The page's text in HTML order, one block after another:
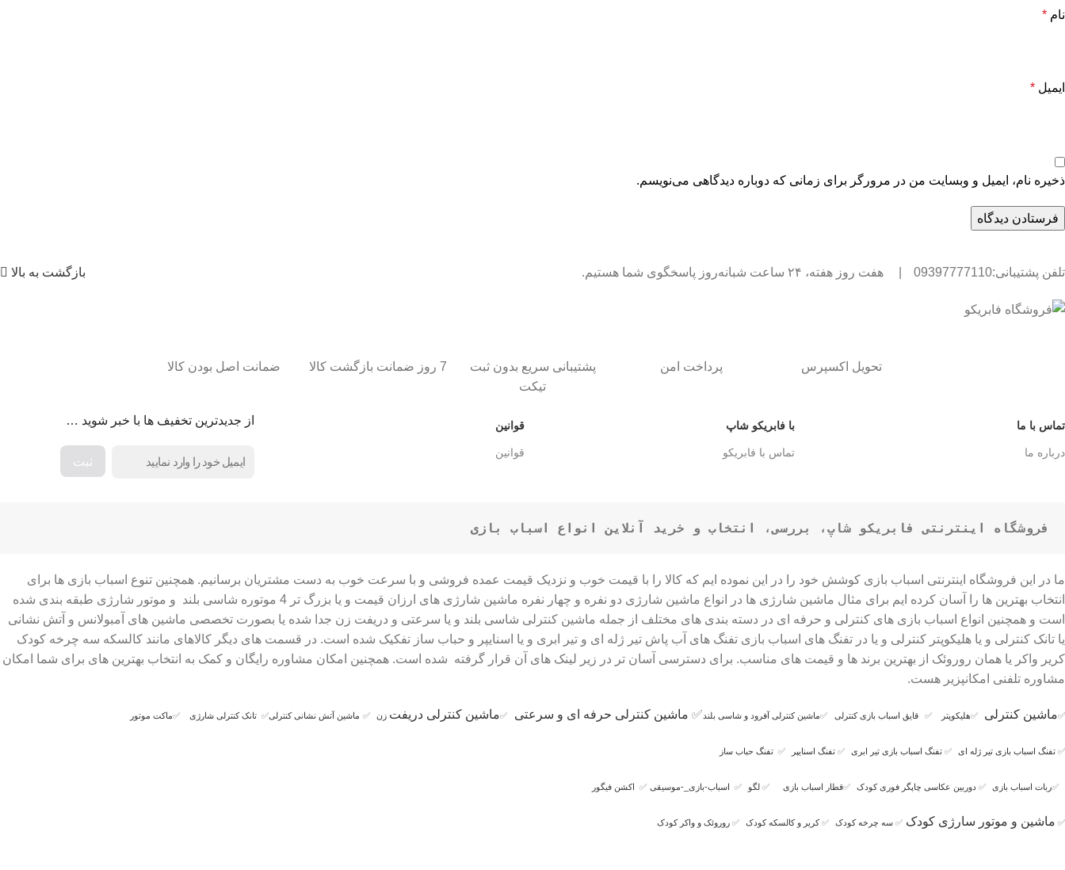
نام *
ایمیل *
ذخیره نام، ایمیل و وبسایت من در مرورگر برای زمانی که دوباره دیدگاهی می‌نویسم.
تلفن پشتیبانی:09397777110 هفت روز هفته، ۲۴ ساعت شبانه‌روز پاسخگوی شما هستیم. بازگشت به بالا
تحویل اکسپرس پرداخت امن
پشتیبانی سریع بدون ثبت
تیکت
7 روز ضمانت بازگشت کالا ضمانت اصل بودن کالا
تماس با ما
درباره ما
با فابریکو شاپ
تماس با فابریکو
قوانین
قوانین
از جدیدترین تخفیف ها با خبر شوید …
فروشگاه اینترنتی فابریکو شاپ، بررسی، انتخاب و خرید آنلاین انواع اسباب بازی
ما در این فروشگاه اینترنتی اسباب بازی کوشش خود را در این نموده ایم که کالا را با قیمت خوب و نزدیک قیمت عمده فروشی و با سرعت خوب به دست مشتریان برسانیم. همچنین تنوع اسباب بازی ها برای
انتخاب بهترین ها را آسان کرده ایم برای مثال ماشین شارژی ها در انواع ماشین شارژی دو نفره و چهار نفره ماشین شارژی های ارزان قیمت و یا بزرگ تر 4 موتوره شاسی بلند و موتور شارژی طبقه بندی شده
است و همچنین انواع اسباب بازی های کنترلی و حرفه ای در دسته بندی های مختلف از جمله ماشین کنترلی شاسی بلند و یا سرعتی و دریفت زن جدا شده یا بصورت تخصصی ماشین های آمبولانس و آتش نشانی
یا تانک کنترلی و یا هلیکوپتر کنترلی و یا در تفنگ های اسباب بازی تفنگ های آب پاش تیر ژله ای و تیر ابری و یا اسنایپر و حباب ساز تفکیک شده است. در قسمت های دیگر کالاهای مانند کالسکه سه چرخه کودک
کریر واکر یا همان روروئک از بهترین برند ها و قیمت های مناسب. برای دسترسی آسان تر در زیر لینک های آن قرار گرفته شده است. همچنین امکان مشاوره رایگان و کمک به انتخاب بهترین های برای شما امکان
مشاوره تلفنی امکانپزیر هست.
✅ماشین کنترلی ✅هلیکوپتر ✅ قایق اسباب بازی کنترلی ✅ماشین کنترلی آفرود و شاسی بلند✅ ماشین کنترلی حرفه ای و سرعتی ✅ماشین کنترلی دریفت زن ✅ ماشین آتش نشانی کنترلی✅ تانک کنترلی شارژی ✅ماکت موتور
✅ تفنگ اسباب بازی تیر ژله ای ✅ تفنگ اسباب بازی تیر ابری ✅ تفنگ اسنایپر ✅ تفنگ حباب ساز
✅ربات اسباب بازی ✅ دوربین عکاسی چاپگر فوری کودک ✅قطار اسباب بازی ✅ لگو ✅ اسباب-بازی_-موسیقی ✅ اکشن فیگور
✅ ماشین و موتور سارژی کودک ✅ سه چرخه کودک ✅کریر و کالسکه کودک ✅ روروئک و واکر کودک